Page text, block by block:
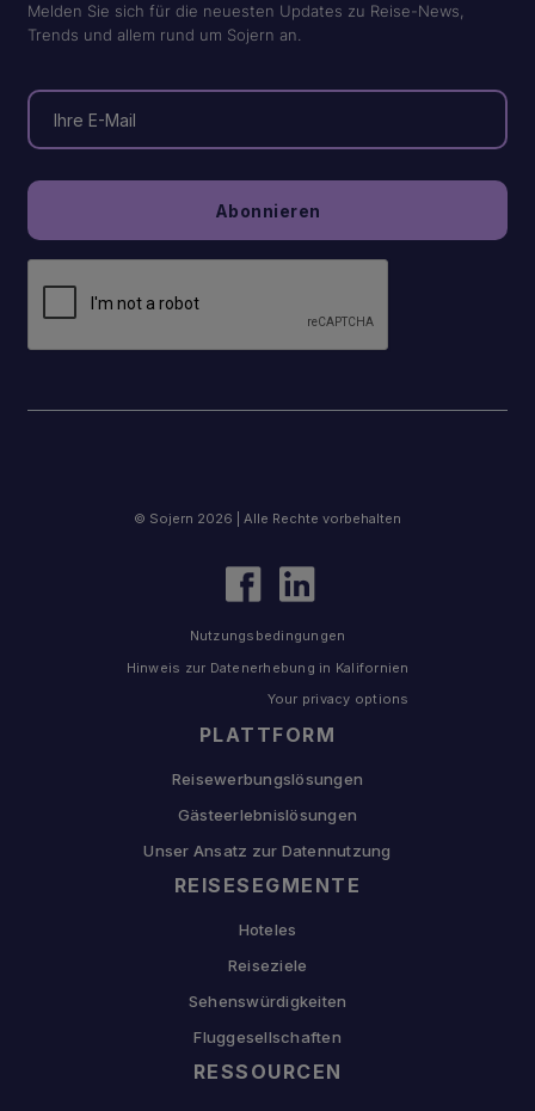
Melden Sie sich für die neuesten Updates zu Reise-News,
Trends und allem rund um Sojern an.
PLATTFORM
Reisewerbungslösungen
Gästeerlebnislösungen
Unser Ansatz zur Datennutzung
REISESEGMENTE
Hoteles
Reiseziele
Sehenswürdigkeiten
Fluggesellschaften
RESSOURCEN
© Sojern 2026 | Alle Rechte vorbehalten
Nutzungsbedingungen
Hinweis zur Datenerhebung in Kalifornien
Your privacy options